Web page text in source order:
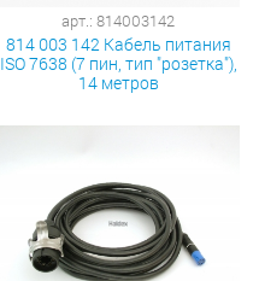
арт.: 814003142
814 003 142 Кабель питания
ISO 7638 (7 пин, тип "розетка"),
14 метров